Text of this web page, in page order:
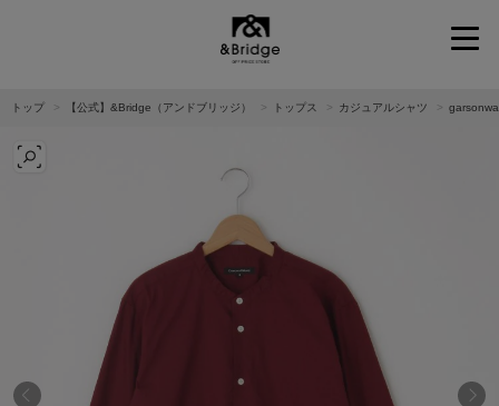
トップ 【公式】&Bridge（アンドブリッジ） トップス カジュアルシャツ